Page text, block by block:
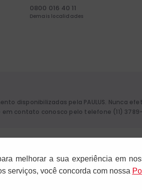
0800 016 40 11
Demais localidades
disponibilizadas pela PAULUS. Nunca
contato conosco pelo telefone (11)
melhorar a sua experiência em
serviços, você concorda com nossa